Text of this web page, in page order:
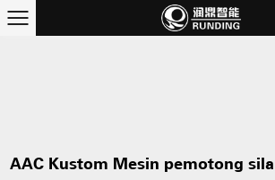
AAC Kustom Mesin pemotong